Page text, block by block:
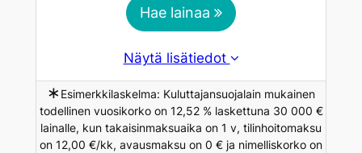
Hae lainaa
Näytä lisätiedot
∗ Esimerkkilaskelma: Kuluttajansuojalain mukainen
todellinen vuosikorko on 12,52 % laskettuna 30 000 €
lainalle, kun takaisinmaksuaika on 1 v, tilinhoitomaksu
on 12,00 €/kk, avausmaksu on 0 € ja nimelliskorko on